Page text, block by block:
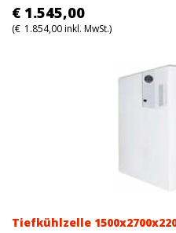
€ 1.545,00
(€ 1.854,00inkl. MwSt.)
Tiefkühlzelle